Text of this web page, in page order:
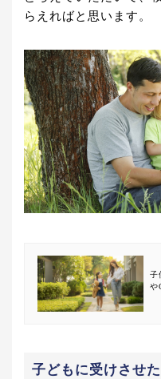
らえればと思います。
子
や
子どもに受けさせ